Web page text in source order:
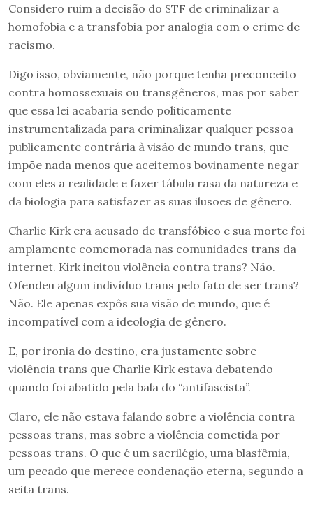
Considero ruim a decisão do STF de criminalizar a
homofobia e a transfobia por analogia com o crime de
racismo.
Digo isso, obviamente, não porque tenha preconceito
contra homossexuais ou transgêneros, mas por saber
que essa lei acabaria sendo politicamente
instrumentalizada para criminalizar qualquer pessoa
publicamente contrária à visão de mundo trans, que
impõe nada menos que aceitemos bovinamente negar
com eles a realidade e fazer tábula rasa da natureza e
da biologia para satisfazer as suas ilusões de gênero.
Charlie Kirk era acusado de transfóbico e sua morte foi
amplamente comemorada nas comunidades trans da
internet. Kirk incitou violência contra trans? Não.
Ofendeu algum indivíduo trans pelo fato de ser trans?
Não. Ele apenas expôs sua visão de mundo, que é
incompatível com a ideologia de gênero.
E, por ironia do destino, era justamente sobre
violência trans que Charlie Kirk estava debatendo
quando foi abatido pela bala do “antifascista”.
Claro, ele não estava falando sobre a violência contra
pessoas trans, mas sobre a violência cometida por
pessoas trans. O que é um sacrilégio, uma blasfêmia,
um pecado que merece condenação eterna, segundo a
seita trans.